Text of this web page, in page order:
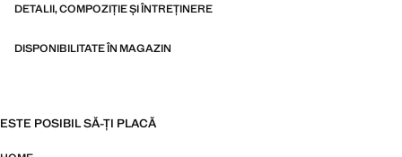
DETALII, COMPOZIȚIE ȘI ÎNTREȚINERE
DISPONIBILITATE ÎN MAGAZIN
ESTE POSIBIL SĂ-ȚI PLACĂ